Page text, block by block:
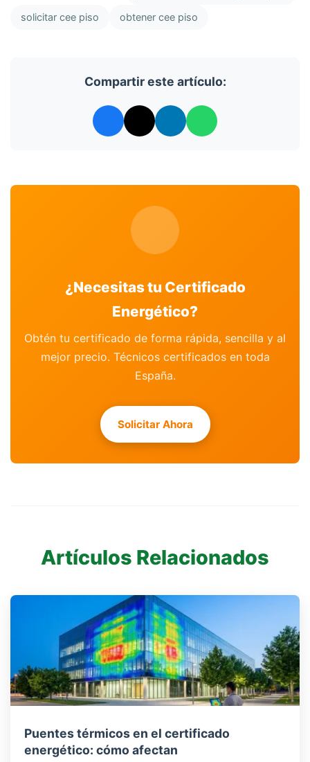
solicitar cee piso obtener cee piso
Compartir este artículo:
¿Necesitas tu Certificado
Energético?
Obtén tu certificado de forma rápida, sencilla y al
mejor precio. Técnicos certificados en toda
España.
Solicitar Ahora
Artículos Relacionados
Puentes térmicos en el certificado
energético: cómo afectan